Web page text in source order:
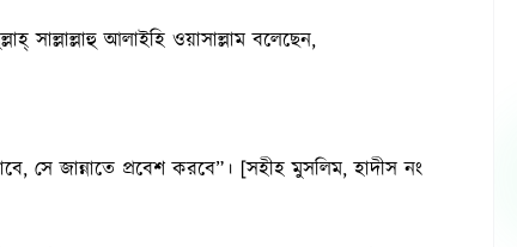
সাল্লাল্লাহু আলাইহি ওয়াসাল্লাম বলেছেন,
সে জান্নাতে প্রবেশ করবে”। [সহীহ মুসলিম, হাদীস নং